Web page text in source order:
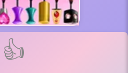
👍